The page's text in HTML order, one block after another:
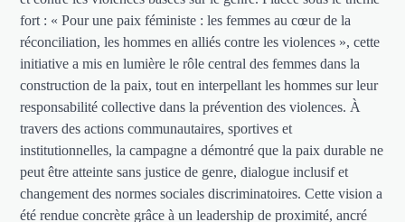
fort : « Pour une paix féministe : les femmes au cœur de la
réconciliation, les hommes en alliés contre les violences », cette
initiative a mis en lumière le rôle central des femmes dans la
construction de la paix, tout en interpellant les hommes sur leur
responsabilité collective dans la prévention des violences. À
travers des actions communautaires, sportives et
institutionnelles, la campagne a démontré que la paix durable ne
peut être atteinte sans justice de genre, dialogue inclusif et
changement des normes sociales discriminatoires. Cette vision a
été rendue concrète grâce à un leadership de proximité, ancré